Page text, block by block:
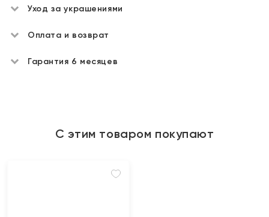
Уход за украшениями
Оплата и возврат
Гарантия 6 месяцев
С этим товаром покупают